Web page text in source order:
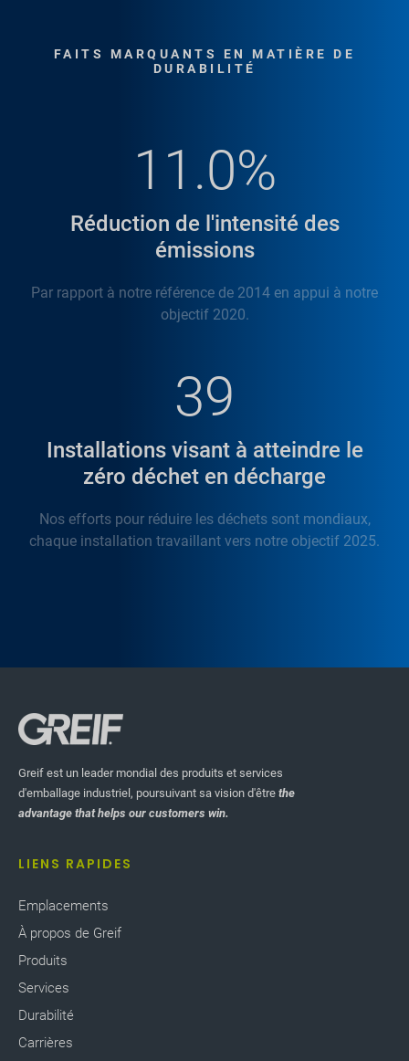
FAITS MARQUANTS EN MATIÈRE DE
DURABILITÉ
11.0%
Réduction de l'intensité des
émissions
Par rapport à notre référence de 2014 en appui à notre
objectif 2020.
39
Installations visant à atteindre le
zéro déchet en décharge
Nos efforts pour réduire les déchets sont mondiaux,
chaque installation travaillant vers notre objectif 2025.
Greif est un leader mondial des produits et services
d'emballage industriel, poursuivant sa vision d'être the
advantage that helps our customers win.
LIENS RAPIDES
Emplacements
À propos de Greif
Produits
Services
Durabilité
Carrières